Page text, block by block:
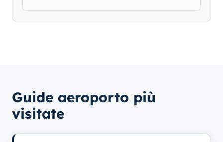
Guide aeroporto più
visitate